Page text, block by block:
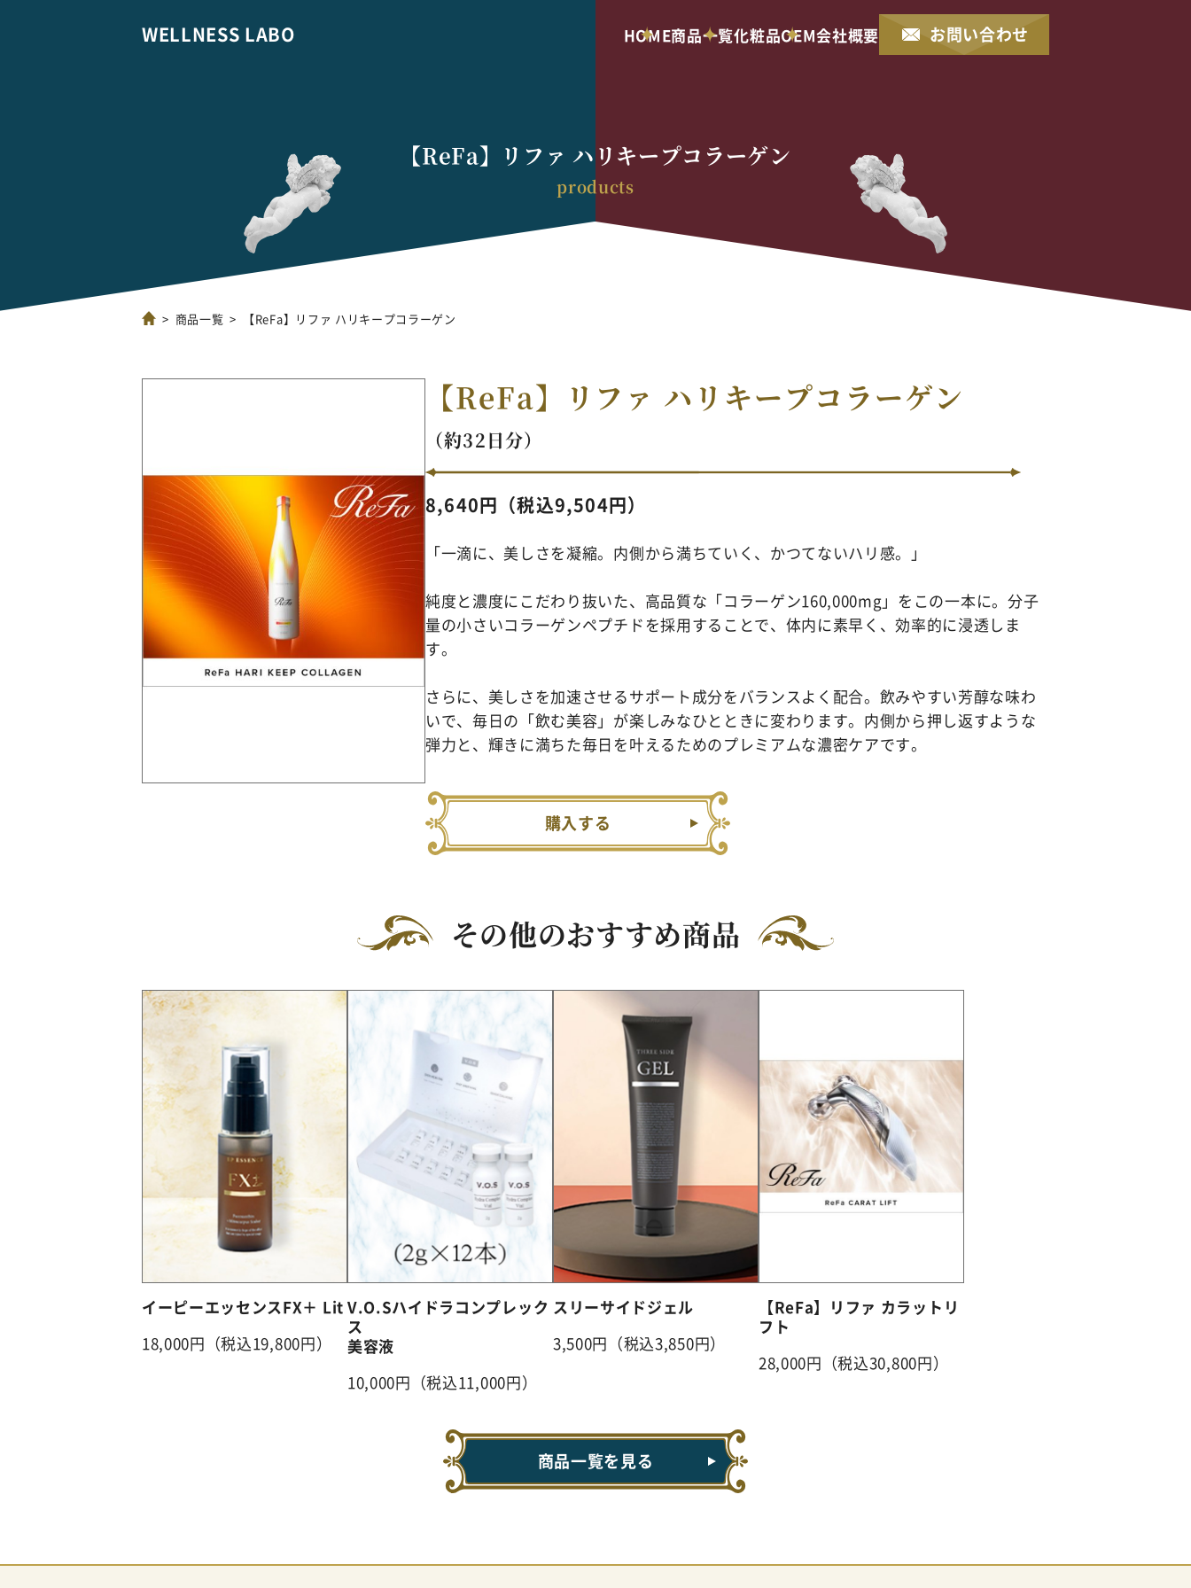
WELLNESS LABO HOME商品一覧化粧品OEM会社概要 お問い合わせ
【ReFa】リファ ハリキープコラーゲン
商品一覧 【ReFa】リファ ハリキープコラーゲン
【ReFa】リファ ハリキープコラーゲン
（約32日分）
8,640円（税込9,504円）
「一滴に、美しさを凝縮。内側から満ちていく、かつてないハリ感。」
純度と濃度にこだわり抜いた、高品質な「コラーゲン160,000mg」をこの一本に。分子
量の小さいコラーゲンペプチドを採用することで、体内に素早く、効率的に浸透しま
す。
さらに、美しさを加速させるサポート成分をバランスよく配合。飲みやすい芳醇な味わ
いで、毎日の「飲む美容」が楽しみなひとときに変わります。内側から押し返すような
弾力と、輝きに満ちた毎日を叶えるためのプレミアムな濃密ケアです。
購入する
その他のおすすめ商品
イーピーエッセンスFX＋ Lit
18,000円（税込19,800円）
V.O.Sハイドラコンプレック
ス
美容液
10,000円（税込11,000円）
スリーサイドジェル
3,500円（税込3,850円）
【ReFa】リファ カラットリ
フト
28,000円（税込30,800円）
商品一覧を見る